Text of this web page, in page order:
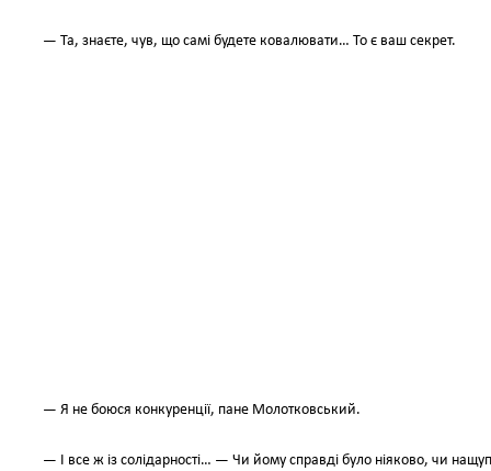
— Та, знаєте, чув, що самі будете ковалювати… То є ваш секрет.
— Я не боюся конкуренції, пане Молотковський.
— І все ж із солідарності… — Чи йому справді було ніяково, чи